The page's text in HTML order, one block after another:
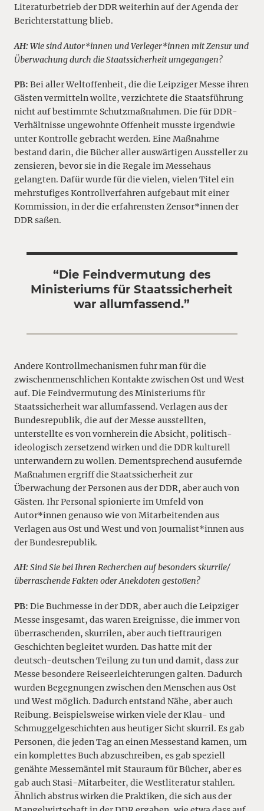
Literaturbetrieb der DDR weiterhin auf der Agenda der
Berichterstattung blieb.
AH: Wie sind Autor*innen und Verleger*innen mit Zensur und
Überwachung durch die Staatssicherheit umgegangen?
PB: Bei aller Weltoffenheit, die die Leipziger Messe ihren
Gästen vermitteln wollte, verzichtete die Staatsführung
nicht auf bestimmte Schutzmaßnahmen. Die für DDR-
Verhältnisse ungewohnte Offenheit musste irgendwie
unter Kontrolle gebracht werden. Eine Maßnahme
bestand darin, die Bücher aller auswärtigen Aussteller zu
zensieren, bevor sie in die Regale im Messehaus
gelangten. Dafür wurde für die vielen, vielen Titel ein
mehrstufiges Kontrollverfahren aufgebaut mit einer
Kommission, in der die erfahrensten Zensor*innen der
DDR saßen.
“Die Feindvermutung des
Ministeriums für Staatssicherheit
war allumfassend.”
Andere Kontrollmechanismen fuhr man für die
zwischenmenschlichen Kontakte zwischen Ost und West
auf. Die Feindvermutung des Ministeriums für
Staatssicherheit war allumfassend. Verlagen aus der
Bundesrepublik, die auf der Messe ausstellten,
unterstellte es von vornherein die Absicht, politisch-
ideologisch zersetzend wirken und die DDR kulturell
unterwandern zu wollen. Dementsprechend ausufernde
Maßnahmen ergriff die Staatssicherheit zur
Überwachung der Personen aus der DDR, aber auch von
Gästen. Ihr Personal spionierte im Umfeld von
Autor*innen genauso wie von Mitarbeitenden aus
Verlagen aus Ost und West und von Journalist*innen aus
der Bundesrepublik.
AH: Sind Sie bei Ihren Recherchen auf besonders skurrile/
überraschende Fakten oder Anekdoten gestoßen?
PB: Die Buchmesse in der DDR, aber auch die Leipziger
Messe insgesamt, das waren Ereignisse, die immer von
überraschenden, skurrilen, aber auch tieftraurigen
Geschichten begleitet wurden. Das hatte mit der
deutsch-deutschen Teilung zu tun und damit, dass zur
Messe besondere Reiseerleichterungen galten. Dadurch
wurden Begegnungen zwischen den Menschen aus Ost
und West möglich. Dadurch entstand Nähe, aber auch
Reibung. Beispielsweise wirken viele der Klau- und
Schmuggelgeschichten aus heutiger Sicht skurril. Es gab
Personen, die jeden Tag an einen Messestand kamen, um
ein komplettes Buch abzuschreiben, es gab speziell
genähte Messemäntel mit Stauraum für Bücher, aber es
gab auch Stasi-Mitarbeiter, die Westliteratur stahlen.
Ähnlich abstrus wirken die Praktiken, die sich aus der